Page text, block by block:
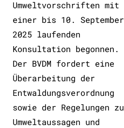
Umweltvorschriften mit
einer bis 10. September
2025 laufenden
Konsultation begonnen.
Der BVDM fordert eine
Überarbeitung der
Entwaldungsverordnung
sowie der Regelungen zu
Umweltaussagen und